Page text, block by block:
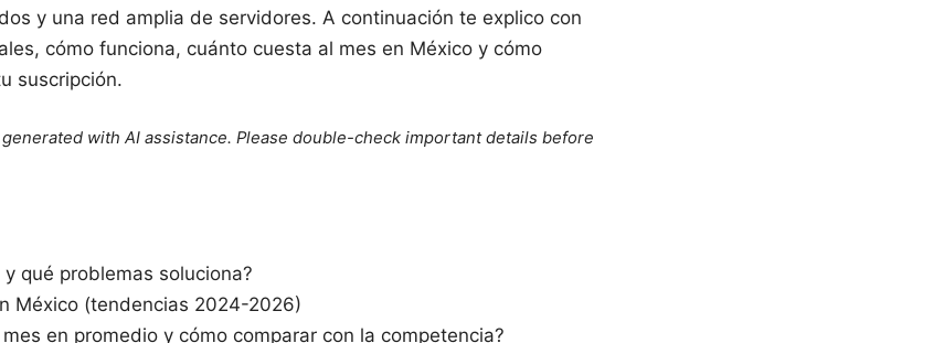
y una red amplia de servidores. A continuación te explico con
cómo funciona, cuánto cuesta al mes en México y cómo
suscripción.
with AI assistance. Please double-check important details before
qué problemas soluciona?
México (tendencias 2024-2026)
en promedio y cómo comparar con la competencia?